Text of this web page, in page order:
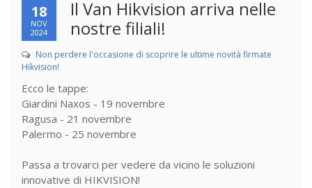
18
NOV
2024
Il Van Hikvision arriva nelle
nostre filiali!
Non perdere l'occasione di scoprire le ultime novità firmate
Hikvision!
Ecco le tappe:
Giardini Naxos - 19 novembre
Ragusa - 21 novembre
Palermo - 25 novembre
Passa a trovarci per vedere da vicino le soluzioni
innovative di HIKVISION!